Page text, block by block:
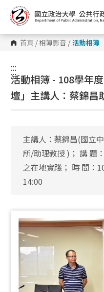
到
主
內
容 首頁 /相簿影音 / 活動相簿
:::
:::
活動相簿 - 108學年
壇」主講人：蔡錦昌
主講人：蔡錦昌(國立
所/助理教授 )； 講 題
之在地實踐； 時 間：
14:00